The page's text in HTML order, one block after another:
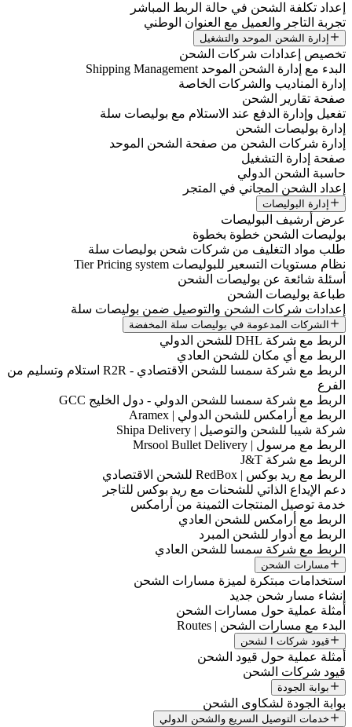
إعداد تكلفة الشحن في حالة الربط المباشر
تجربة التاجر والعميل مع العنوان الوطني
إدارة الشحن الموحد والتشغيل
تخصيص إعدادات شركات الشحن
البدء مع إدارة الشحن الموحد Shipping Management
إدارة المناديب والشركات الخاصة
صفحة تقارير الشحن
تفعيل وإدارة الدفع عند الاستلام مع بوليصات سلة
إدارة بوليصات الشحن
إدارة شركات الشحن من صفحة الشحن الموحد
صفحة إدارة التشغيل
حاسبة الشحن الدولي
إعداد الشحن المجاني في المتجر
إدارة البوليصات
عرض أرشيف البوليصات
بوليصات الشحن خطوة بخطوة
طلب مواد التغليف من شركات شحن بوليصات سلة
نظام مستويات التسعير للبوليصات Tier Pricing system
أسئلة شائعة عن بوليصات الشحن
طباعة بوليصات الشحن
إعدادات شركات الشحن والتوصيل ضمن بوليصات سلة
الشركات المدعومة في بوليصات سلة المخفضة
الربط مع شركة DHL للشحن الدولي
الربط مع أي مكان للشحن العادي
الربط مع شركة سمسا للشحن الاقتصادي - R2R استلام وتسليم من
الفرع
الربط مع شركة سمسا للشحن الدولي - دول الخليج GCC
الربط مع أرامكس للشحن الدولي | Aramex
شركة شيبا للشحن والتوصيل | Shipa Delivery
الربط مع مرسول | Mrsool Bullet Delivery
الربط مع شركة J&T
الربط مع ريد بوكس | RedBox للشحن الاقتصادي
دعم الإيداع الذاتي للشحنات مع ريد بوكس للتاجر
خدمة توصيل المنتجات الثمينة من أرامكس
الربط مع أرامكس للشحن العادي
الربط مع أدوار للشحن المبرد
الربط مع شركة سمسا للشحن العادي
مسارات الشحن
استخدامات مبتكرة لميزة مسارات الشحن
إنشاء مسار شحن جديد
أمثلة عملية حول مسارات الشحن
البدء مع مسارات الشحن | Routes
قيود شركات ا لشحن
أمثلة عملية حول قيود الشحن
قيود شركات الشحن
بوابة الجودة
بوابة الجودة لشكاوى الشحن
خدمات التوصيل السريع والشحن الدولي